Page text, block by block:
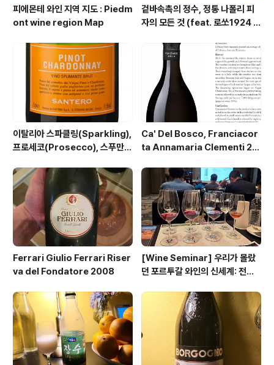
피에몬테 와인 지역 지도 : Piedm
ont wine region Map
겉바속촉의 정수, 정통 나폴리 피
자의 모든 것 (feat. 로쏘1924 원
이탈리아 스파클링(Sparkling),
프로세코(Prosecco), 스푸만테
ante) 총정리
Ca' Del Bosco, Franciacor
ta Annamaria Clementi 20
멘티 2014
Ferrari Giulio Ferrari Riser
va del Fondatore 2008
[Wine Seminar] 우리가 몰랐
던 포르투갈 와인의 신세계: 전통
의 매력